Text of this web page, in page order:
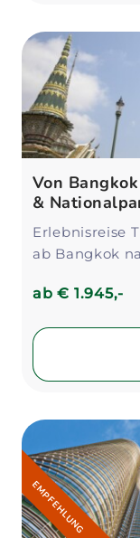
Von
&
Erlebnisreise
ab Bangkok
ab€ 1.945,-
EMPFEHLUNG